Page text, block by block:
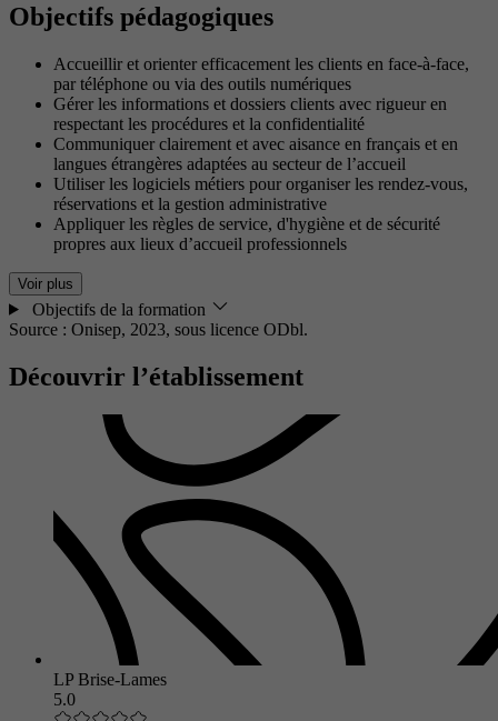
Objectifs pédagogiques
Accueillir et orienter efficacement les clients en face-à-face,
par téléphone ou via des outils numériques
Gérer les informations et dossiers clients avec rigueur en
respectant les procédures et la confidentialité
Communiquer clairement et avec aisance en français et en
langues étrangères adaptées au secteur de l’accueil
Utiliser les logiciels métiers pour organiser les rendez-vous,
réservations et la gestion administrative
Appliquer les règles de service, d'hygiène et de sécurité
propres aux lieux d’accueil professionnels
Voir plus
Objectifs de la formation
Source : Onisep, 2023, sous licence ODbl.
Découvrir l’établissement
LP Brise-Lames
5.0